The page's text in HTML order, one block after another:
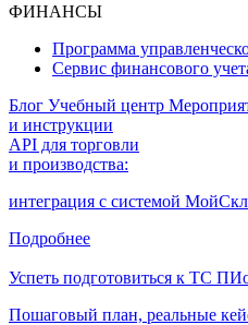
ФИНАНСЫ
Программа
Сервис финансового
Блог Учебный центр
и инструкции
API для торговли
и производства:
интеграция с системой
Подробнее
Успеть подготовиться к ТС
Пошаговый план, реальные